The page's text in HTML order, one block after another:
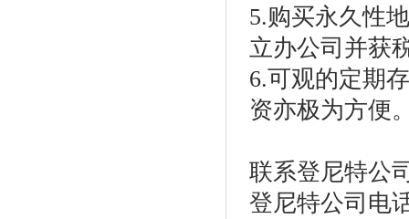
5.购买永久性
立办公司并获
6.可观的定期
资亦极为方便
联系登尼特公
登尼特公司电